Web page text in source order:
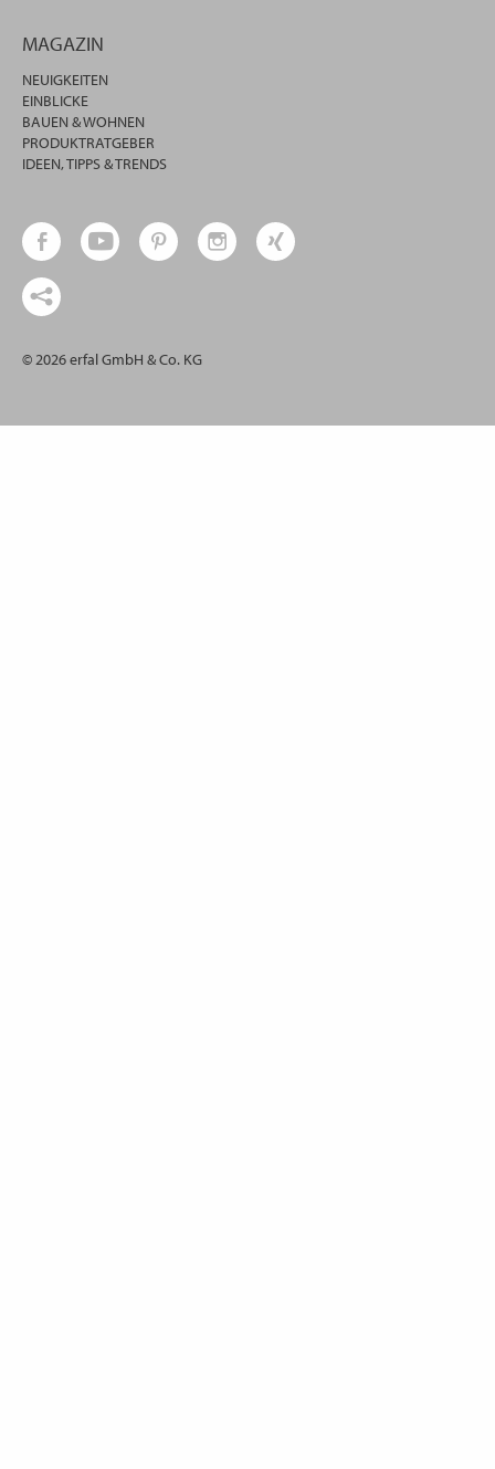
MAGAZIN
NEUIGKEITEN
EINBLICKE
BAUEN & WOHNEN
PRODUKTRATGEBER
IDEEN, TIPPS & TRENDS
© 2026 erfal GmbH & Co. KG